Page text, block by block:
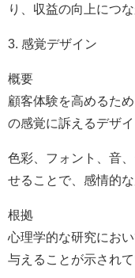
り、収益の向上につ
3. 感覚デザイン
概要
顧客体験を高めるた
の感覚に訴えるデザイ
色彩、フォント、音
せることで、感情的
根拠
心理学的な研究にお
与えることが示されて